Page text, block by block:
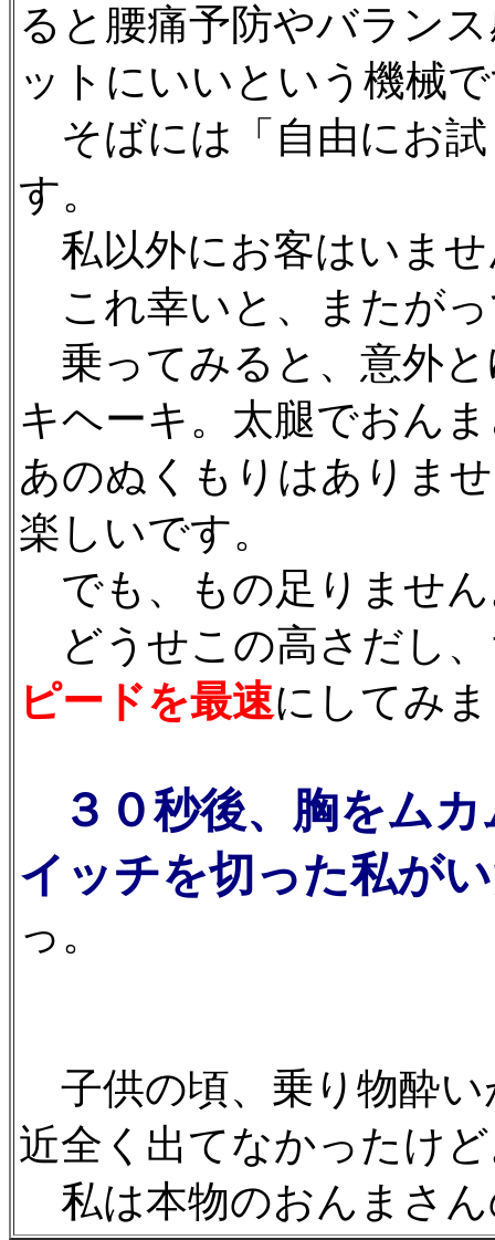
ると腰痛予防やバラン
ットにいいという機械
そばには「自由にお
す。
私以外にお客はいませ
これ幸いと、またが
乗ってみると、意外
キヘーキ。太腿でおん
あのぬくもりはありま
楽しいです。
でも、もの足りませ
どうせこの高さだし
ピードを最速にしてみ
３０秒後、胸をム
イッチを切った私が
っ。
子供の頃、乗り物酔
近全く出てなかったけ
私は本物のおんまさ